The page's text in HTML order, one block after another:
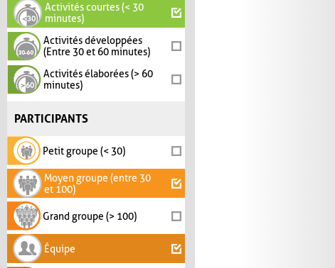
Activités courtes (< 30
minutes)
Activités développées
(Entre 30 et 60 minutes)
Activités élaborées (> 60
minutes)
PARTICIPANTS
Petit groupe (< 30)
Moyen groupe (entre 30
et 100)
Grand groupe (> 100)
Équipe